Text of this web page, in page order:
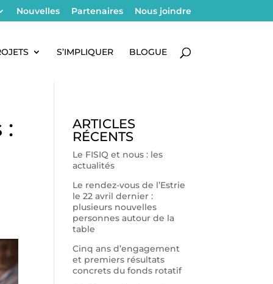
Nouvelles Partenaires Nous joindre
S’IMPLIQUER BLOGUE
:
ARTICLES
RÉCENTS
Le FISIQ et nous : les
actualités
Le rendez-vous de l’Estrie
le 22 avril dernier :
plusieurs nouvelles
personnes autour de la
table
Cinq ans d’engagement
et premiers résultats
concrets du fonds rotatif